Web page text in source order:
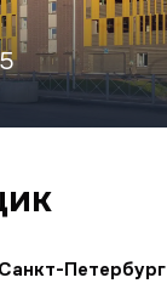
Петербург